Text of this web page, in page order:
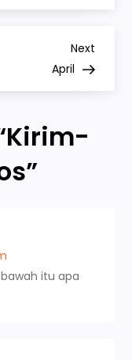
Next
Post
Next
April
Kirim-
”
itu apa